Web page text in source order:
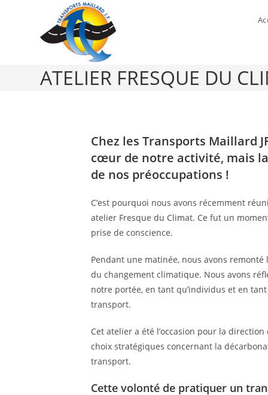
ATELIER FRESQUE DU
Chez les Transports Maillard
cœur de notre activité, mais
de nos préoccupations !
C’est pourquoi nous avons récemment
atelier Fresque du Climat. Ce fut un
prise de conscience.
Pendant une matinée, nous avons remonté
du changement climatique. Nous avons
notre portée, en tant qu’individus et en
transport.
Cet atelier a été l’occasion pour la
choix stratégiques concernant la
transport.
Cette volonté de pratiquer un